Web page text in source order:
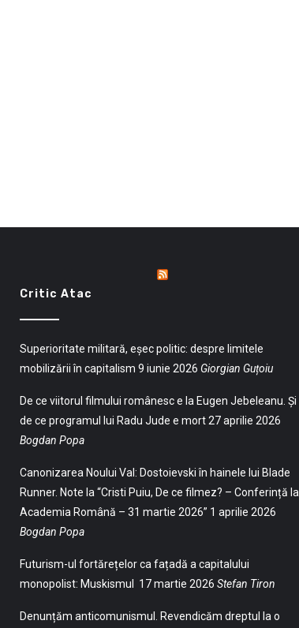
Critic Atac
Superioritate militară, eșec politic: despre limitele
mobilizării în capitalism 9 iunie 2026 Giorgian Guțoiu
De ce viitorul filmului românesc e la Eugen Jebeleanu. Și
de ce programul lui Radu Jude e mort 27 aprilie 2026
Bogdan Popa
Canonizarea Noului Val: Dostoievski în hainele lui Blade
Runner. Note la “Cristi Puiu, De ce filmez? – Conferință la
Academia Română – 31 martie 2026” 1 aprilie 2026
Bogdan Popa
Futurism-ul fortărețelor ca fațadă a capitalului
monopolist: Muskismul 17 martie 2026 Stefan Tiron
Denunțăm anticomunismul. Revendicăm dreptul la o